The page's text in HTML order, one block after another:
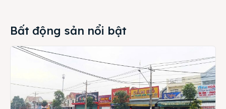
Bất động sản nổi bật